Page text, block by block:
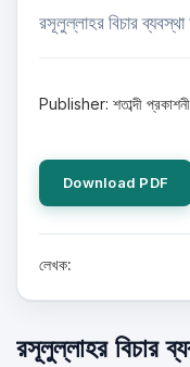
রসূলুল্লাহর বিচার
Publisher: শতাব্দী
Download PDF
লেখক:
রসূলুল্লাহর বিচার